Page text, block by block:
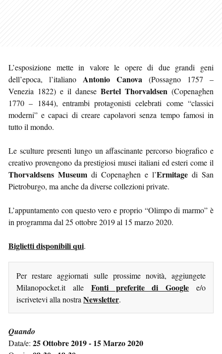
L’esposizione mette in valore le opere di due grandi geni
dell’epoca, l’italiano Antonio Canova (Possagno 1757 –
Venezia 1822) e il danese Bertel Thorvaldsen (Copenaghen
1770 – 1844), entrambi protagonisti celebrati come “classici
moderni” e capaci di creare capolavori senza tempo famosi in
tutto il mondo.
Le sculture presenti lungo un affascinante percorso biografico e
creativo provengono da prestigiosi musei italiani ed esteri come il
Thorvaldsens Museum di Copenaghen e l’Ermitage di San
Pietroburgo, ma anche da diverse collezioni private.
L’appuntamento con questo vero e proprio “Olimpo di marmo” è
in programma dal 25 ottobre 2019 al 15 marzo 2020.
Biglietti disponibili qui.
Per restare aggiornati sulle prossime novità, aggiungete
Milanopocket.it alle Fonti preferite di Google e/o
iscrivetevi alla nostra Newsletter.
Quando
Data/e: 25 Ottobre 2019 - 15 Marzo 2020